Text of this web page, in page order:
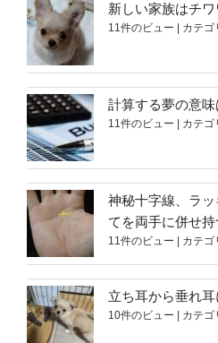
新しい家族はチ
11件のビュー カテゴ
計算する夢の意味
11件のビュー カテゴ
神秘十字線、ラ
てを両手に併せ
11件のビュー カテゴ
立ち耳から垂れ
10件のビュー カテゴ